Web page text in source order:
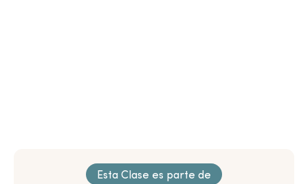
Esta Clase es parte de